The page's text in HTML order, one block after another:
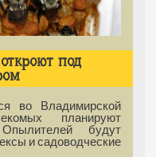
под
во Владимирской
планируют
будут
и садоводческие